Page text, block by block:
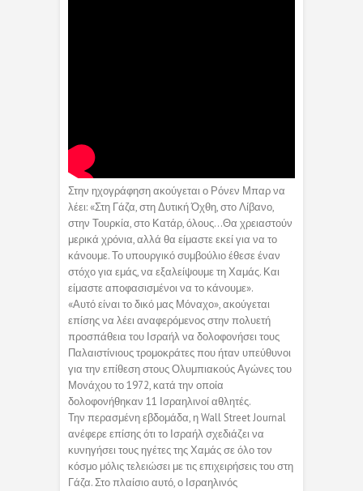
Στην ηχογράφηση ακούγεται ο Ρόνεν Μπαρ να
λέει: «Στη Γάζα, στη Δυτική Όχθη, στο Λίβανο,
στην Τουρκία, στο Κατάρ, όλους…Θα χρειαστούν
μερικά χρόνια, αλλά θα είμαστε εκεί για να το
κάνουμε. Το υπουργικό συμβούλιο έθεσε έναν
στόχο για εμάς, να εξαλείψουμε τη Χαμάς. Και
είμαστε αποφασισμένοι να το κάνουμε».
«Αυτό είναι το δικό μας Μόναχο», ακούγεται
επίσης να λέει αναφερόμενος στην πολυετή
προσπάθεια του Ισραήλ να δολοφονήσει τους
Παλαιστίνιους τρομοκράτες που ήταν υπεύθυνοι
για την επίθεση στους Ολυμπιακούς Αγώνες του
Μονάχου το 1972, κατά την οποία
δολοφονήθηκαν 11 Ισραηλινοί αθλητές.
Την περασμένη εβδομάδα, η Wall Street Journal
ανέφερε επίσης ότι το Ισραήλ σχεδιάζει να
κυνηγήσει τους ηγέτες της Χαμάς σε όλο τον
κόσμο μόλις τελειώσει με τις επιχειρήσεις του στη
Γάζα. Στο πλαίσιο αυτό, ο Ισραηλινός